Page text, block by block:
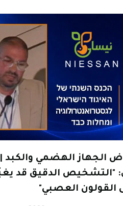
الجهاز الهضمي والكبد
"التشخيص الدقيق قد
القولون العصبي"